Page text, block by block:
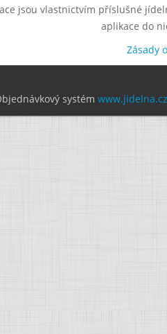
jsou vlastnictvím příslušné
aplikace do
Zásady
systém www.jidelna.cz